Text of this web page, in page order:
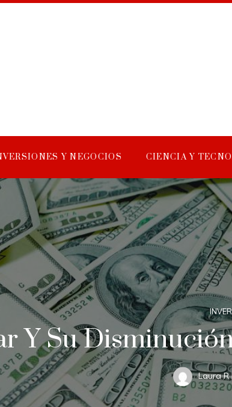
Y NEGOCIOS CIENCIA Y
Y Su
Laura